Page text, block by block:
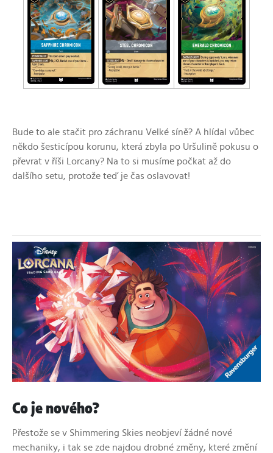
Bude to ale stačit pro záchranu Velké síně? A hlídal vůbec
někdo šesticípou korunu, která zbyla po Uršulině pokusu o
převrat v říši Lorcany? Na to si musíme počkat až do
dalšího setu, protože teď je čas oslavovat!
Co je nového?
Přestože se v Shimmering Skies neobjeví žádné nové
mechaniky, i tak se zde najdou drobné změny, které změní